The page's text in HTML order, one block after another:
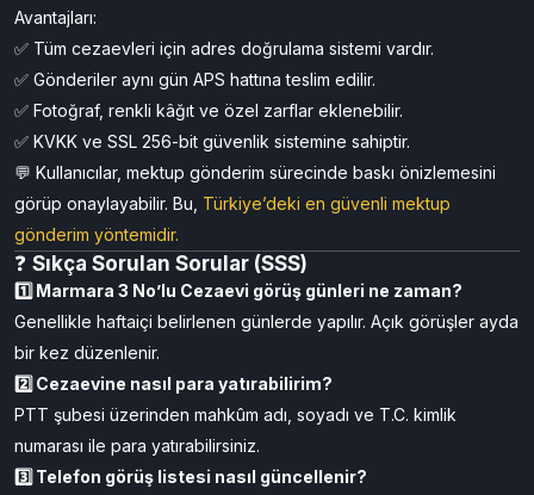
Avantajları:
✅ Tüm cezaevleri için adres doğrulama sistemi vardır.
✅ Gönderiler aynı gün APS hattına teslim edilir.
✅ Fotoğraf, renkli kâğıt ve özel zarflar eklenebilir.
✅ KVKK ve SSL 256-bit güvenlik sistemine sahiptir.
💬 Kullanıcılar, mektup gönderim sürecinde baskı önizlemesini
görüp onaylayabilir. Bu, Türkiye’deki en güvenli mektup
gönderim yöntemidir.
❓ Sıkça Sorulan Sorular (SSS)
1️⃣ Marmara 3 No’lu Cezaevi görüş günleri ne zaman?
Genellikle haftaiçi belirlenen günlerde yapılır. Açık görüşler ayda
bir kez düzenlenir.
2️⃣ Cezaevine nasıl para yatırabilirim?
PTT şubesi üzerinden mahkûm adı, soyadı ve T.C. kimlik
numarası ile para yatırabilirsiniz.
3️⃣ Telefon görüş listesi nasıl güncellenir?